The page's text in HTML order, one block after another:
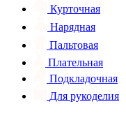
Курточная
Нарядная
Пальтовая
Плательная
Подкладочная
Для рукоделия